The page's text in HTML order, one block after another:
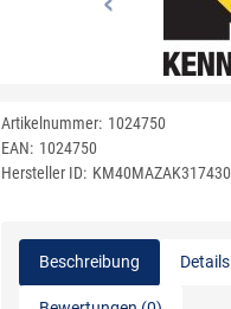
Artikelnummer: 1024750
EAN: 1024750
Hersteller ID: KM40MAZAK317430
Beschreibung Details